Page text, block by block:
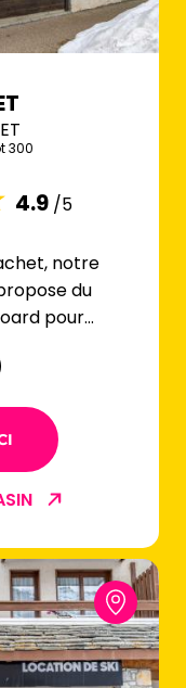
300
4.9 /5
notre
du
pour